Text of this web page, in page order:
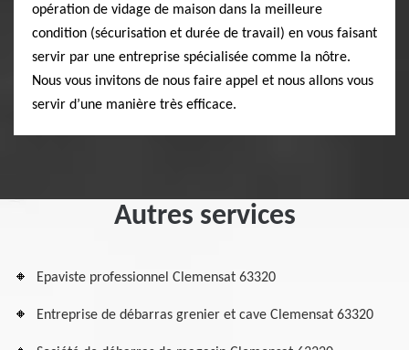
opération de vidage de maison dans la meilleure
condition (sécurisation et durée de travail) en vous faisant
servir par une entreprise spécialisée comme la nôtre.
Nous vous invitons de nous faire appel et nous allons vous
servir d’une manière très efficace.
Autres services
Epaviste professionnel Clemensat 63320
Entreprise de débarras grenier et cave Clemensat 63320